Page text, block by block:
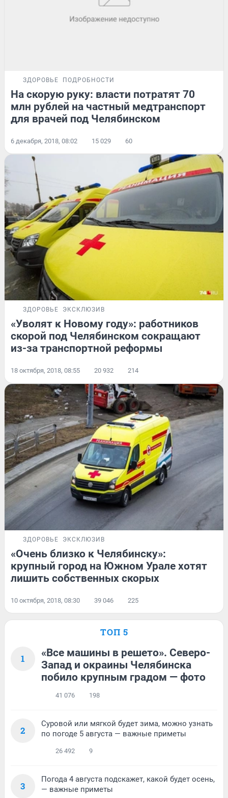
ЗДОРОВЬЕ ПОДРОБНОСТИ
На скорую руку: власти потратят 70
млн рублей на частный медтранспорт
для врачей под Челябинском
6 декабря, 2018, 08:02 15 029 60
ЗДОРОВЬЕ ЭКСКЛЮЗИВ
«Уволят к Новому году»: работников
скорой под Челябинском сокращают
из-за транспортной реформы
18 октября, 2018, 08:55 20 932 214
ЗДОРОВЬЕ ЭКСКЛЮЗИВ
«Очень близко к Челябинску»:
крупный город на Южном Урале хотят
лишить собственных скорых
10 октября, 2018, 08:30 39 046 225
ТОП 5
1
«Все машины в решето». Северо-
Запад и окраины Челябинска
побило крупным градом — фото
41 076 198
2
Суровой или мягкой будет зима, можно узнать
по погоде 5 августа — важные приметы
26 492 9
3
Погода 4 августа подскажет, какой будет осень,
— важные приметы